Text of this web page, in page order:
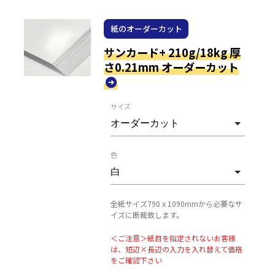
紙のオーダーカット
サンカード+ 210g/18kg 厚
さ0.21mm オーダーカット
サイズ
色
全紙サイズ790 x 1090mmから必要なサ
イズに断裁致します。
＜ご注意＞紙目を指定されないお客様
は、短辺×長辺の入力を入れ替えて価格
をご確認下さい